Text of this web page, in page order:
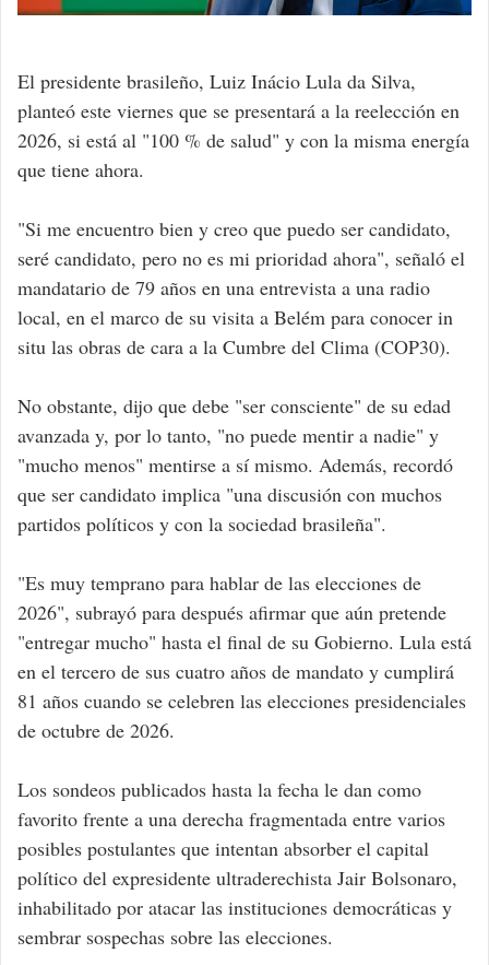
El presidente brasileño, Luiz Inácio Lula da Silva,
planteó este viernes que se presentará a la reelección en
2026, si está al "100 % de salud" y con la misma energía
que tiene ahora.
"Si me encuentro bien y creo que puedo ser candidato,
seré candidato, pero no es mi prioridad ahora", señaló el
mandatario de 79 años en una entrevista a una radio
local, en el marco de su visita a Belém para conocer in
situ las obras de cara a la Cumbre del Clima (COP30).
No obstante, dijo que debe "ser consciente" de su edad
avanzada y, por lo tanto, "no puede mentir a nadie" y
"mucho menos" mentirse a sí mismo. Además, recordó
que ser candidato implica "una discusión con muchos
partidos políticos y con la sociedad brasileña".
"Es muy temprano para hablar de las elecciones de
2026", subrayó para después afirmar que aún pretende
"entregar mucho" hasta el final de su Gobierno. Lula está
en el tercero de sus cuatro años de mandato y cumplirá
81 años cuando se celebren las elecciones presidenciales
de octubre de 2026.
Los sondeos publicados hasta la fecha le dan como
favorito frente a una derecha fragmentada entre varios
posibles postulantes que intentan absorber el capital
político del expresidente ultraderechista Jair Bolsonaro,
inhabilitado por atacar las instituciones democráticas y
sembrar sospechas sobre las elecciones.